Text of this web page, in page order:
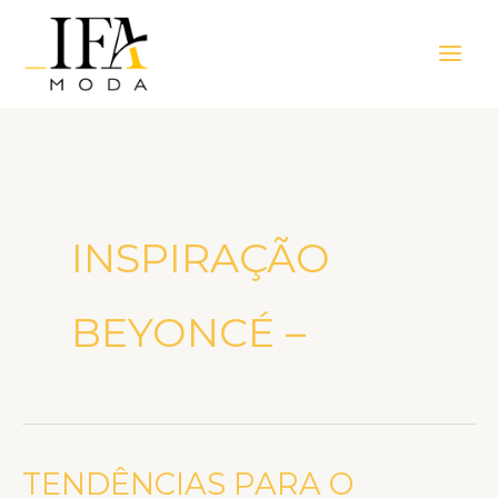
Menu
INSPIRAÇÃO
BEYONCÉ –
TENDÊNCIAS PARA O
TENDÊNCIAS